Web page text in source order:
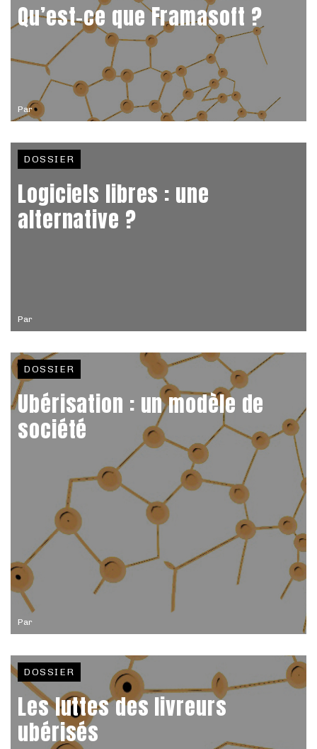
Par
Qu’est-ce que Framasoft ?
Par
DOSSIER
Logiciels libres : une
alternative ?
Par
DOSSIER
Ubérisation : un modèle de
société
DOSSIER
Les luttes des livreurs
ubérisés